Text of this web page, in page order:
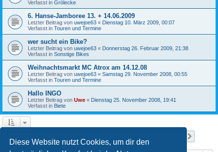
Diese Website nutzt Cookies, um dir den
Verfasst in Grölecke
6. Hanse-Jamboree 13. + 14.06.2009
Letzter Beitrag von uwejoe63 « Dienstag 10. März 2009, 00:07
Verfasst in Touren und Termine
wer sucht ein Bike?
Letzter Beitrag von uwejoe63 « Donnerstag 26. Februar 2009, 21:38
Verfasst in Sonstige Bikes
Weihnachtsmarkt MC Atrox am 14.12.08
Letzter Beitrag von uwejoe63 « Samstag 29. November 2008, 00:55
Verfasst in Touren und Termine
Hallo INGO
Letzter Beitrag von Uwe « Dienstag 25. November 2008, 19:41
Verfasst in Biete